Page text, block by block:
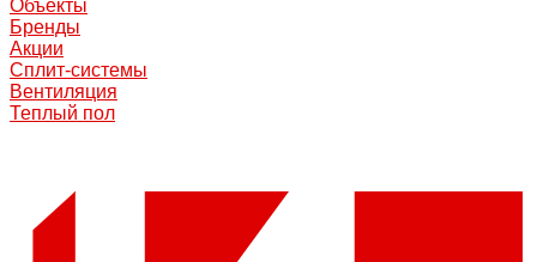
Объекты
Бренды
Акции
Сплит-системы
Вентиляция
Теплый пол